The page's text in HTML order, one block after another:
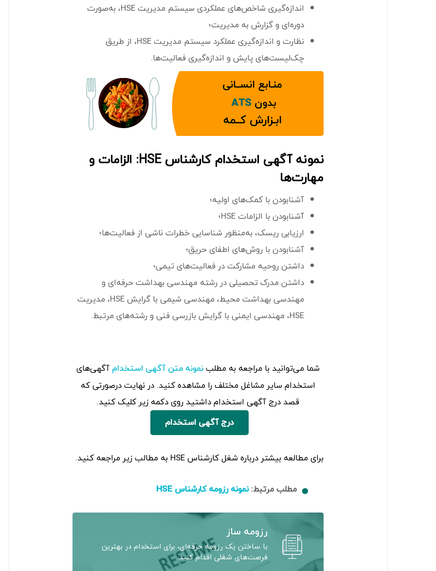
اندازه‌گیری شاخص‌های عملکردی سیستم مدیریت HSE، به‌صورت
دوره‌ای و گزارش به مدیریت؛
نظارت و اندازه‌گیری عملکرد سیستم مدیریت HSE، از طریق
چک‌لیست‌های پایش و اندازه‌گیری فعالیت‌ها.
نمونه آگهی استخدام کارشناس HSE: الزامات و
مهارت‌ها
آشنابودن با کمک‌های اولیه؛
آشنابودن با الزامات HSE؛
ارزیابی ریسک، به‌منظور شناسایی خطرات ناشی از فعالیت‌ها؛
آشنابودن با روش‌های اطفای حریق؛
داشتن روحیه مشارکت در فعالیت‌های تیمی؛
داشتن مدرک تحصیلی در رشته مهندسی بهداشت حرفه‌ای و
مهندسی بهداشت محیط، مهندسی شیمی با گرایش HSE، مدیریت
HSE، مهندسی ایمنی با گرایش بازرسی فنی و رشته‌های مرتبط.
شما می‌توانید با مراجعه به مطلب نمونه متن آگهی استخدام آگهی‌های
استخدام سایر مشاغل مختلف را مشاهده کنید. در نهایت درصورتی که
قصد درج آگهی استخدام داشتید روی دکمه زیر کلیک کنید.
درج آگهی استخدام
برای مطالعه بیشتر درباره شغل کارشناس HSE به مطالب زیر مراجعه کنید.
مطلب مرتبط:نمونه رزومه کارشناس HSE
رزومه ساز
با ساختن یک رزومه حرفه‌ای، برای استخدام در بهترین
فرصت‌های شغلی اقدام کنید.